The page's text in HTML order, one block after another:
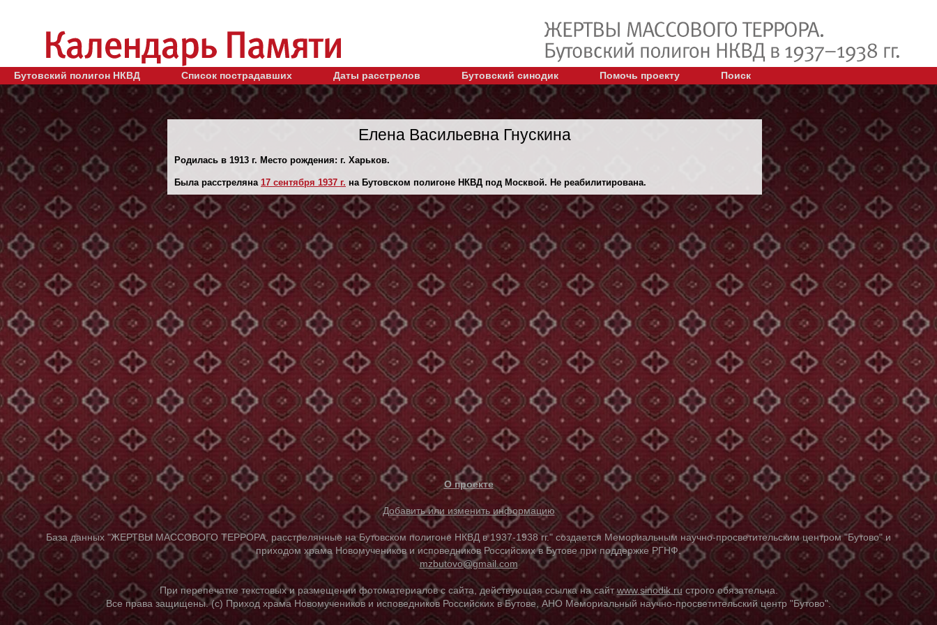
Бутовский полигон НКВД Список пострадавших Даты расстрелов Бутовский синодик Помочь проекту Поиск
Елена Васильевна Гнускина
Родилась в 1913 г. Место рождения: г. Харьков.
Была расстреляна 17 сентября 1937 г. на Бутовском полигоне НКВД под Москвой. Не реабилитирована.
О проекте
Добавить или изменить информацию
База данных "ЖЕРТВЫ МАССОВОГО ТЕРРОРА, расстрелянные на Бутовском полигоне НКВД в 1937-1938 гг." создается Мемориальным научно-просветительским центром "Бутово" и
приходом храма Новомучеников и исповедников Российских в Бутове при поддержке РГНФ.
mzbutovo@gmail.com
При перепечатке текстовых и размещении фотоматериалов с сайта, действующая ссылка на сайтwww.sinodik.ru строго обязательна.
Все права защищены. (с) Приход храма Новомучеников и исповедников Российских в Бутове, АНО Мемориальный научно-просветительский центр "Бутово".